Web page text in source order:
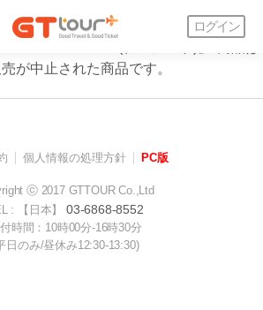
ログイン
が中止された商品です。
個人情報の処理方針 PC版
ⓒ 2017 GTTOUR Co.,Ltd
: 【日本】03-6868-8552
時間：10時00分-16時30分
日のみ/昼休み12:30-13:30)